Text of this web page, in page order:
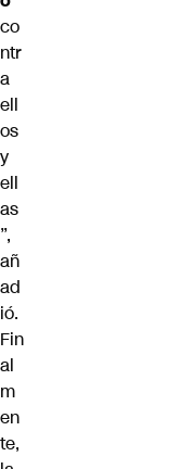
co
ntr
a
ell
os
y
ell
as
”,
añ
ad
ió.
Fin
al
m
en
te,